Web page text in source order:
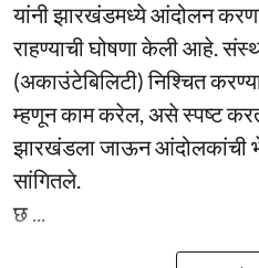
यांनी झारखंडमध्ये आंदोलन
राहण्याची घोषणा केली आहे.
(अकाउंटेबिलिटी) निश्चित
म्हणून काम करेल, असे स्पष्ट
झारखंडला जाऊन आंदोलकांची
सांगितले.
छ ...